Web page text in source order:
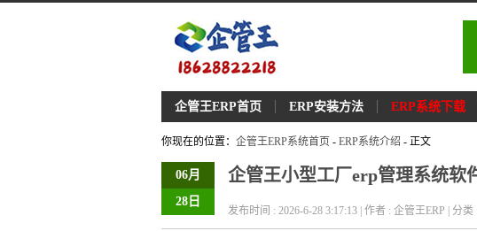
企管王ERP首页 ERP安装方法 ERP系统下载
你现在的位置： 企管王ERP系统首页 - ERP系统介绍 - 正文
06月
28日
企管王小型工厂erp管理系统软
发布时间 : 2026-6-28 3:17:13 | 作者 : 企管王ERP | 分